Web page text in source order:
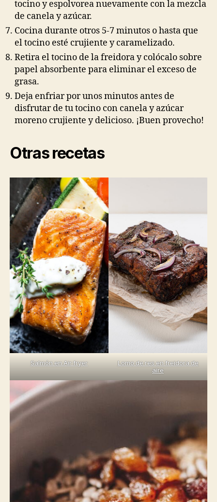
tocino y espolvorea nuevamente con la mezcla
de canela y azúcar.
Cocina durante otros 5-7 minutos o hasta que
el tocino esté crujiente y caramelizado.
Retira el tocino de la freidora y colócalo sobre
papel absorbente para eliminar el exceso de
grasa.
Deja enfriar por unos minutos antes de
disfrutar de tu tocino con canela y azúcar
moreno crujiente y delicioso. ¡Buen provecho!
Otras recetas
Salmón en Air fryer
Lomo de res en freidora de
aire